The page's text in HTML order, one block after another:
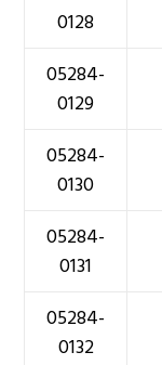
0128
05284-
0129
05284-
0130
05284-
0131
05284-
0132